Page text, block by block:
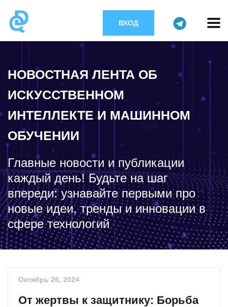
ВХОД
НОВОСТНАЯ ЛЕНТА ОБ
ИСКУССТВЕННОМ
ИНТЕЛЛЕКТЕ И МАШИННОМ
ОБУЧЕНИИ
Главные новости и публикации
каждый день! Будьте на шаг
впереди: узнавайте первыми про
новые идеи, тренды и инновации в
сфере технологий
Октябрь 26, 2024
От жертвы к защитнику: Борьба